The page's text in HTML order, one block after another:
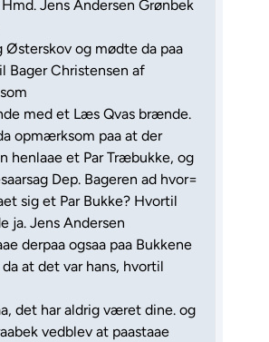
Jens Andersen Grønbek
Østerskov og mødte da paa
Bager Christensen af
med et Læs Qvas brænde.
opmærksom paa at der
henlaae et Par Træbukke, og
Dep. Bageren ad hvor=
sig et Par Bukke? Hvortil
ja. Jens Andersen
derpaa ogsaa paa Bukkene
at det var hans, hvortil
det har aldrig været dine. og
vedblev at paastaae